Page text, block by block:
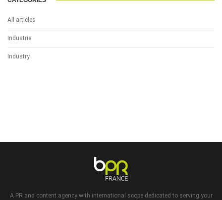
All articles
Industrie
Industry
A PR and content agency with international scope dedicated to serving your